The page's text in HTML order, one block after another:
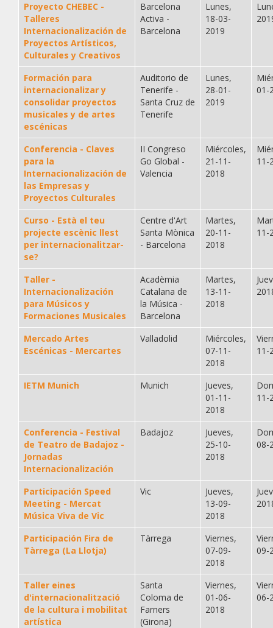
Proyecto CHEBEC -
Talleres
Internacionalización de
Proyectos Artísticos,
Culturales y Creativos
Barcelona
Activa -
Barcelona
Lunes,
18-03-
2019
Formación para
internacionalizar y
consolidar proyectos
musicales y de artes
escénicas
Auditorio de
Tenerife -
Santa Cruz de
Tenerife
Lunes,
28-01-
2019
01-
Conferencia - Claves
para la
Internacionalización de
las Empresas y
Proyectos Culturales
II Congreso
Go Global -
Valencia
Miércoles,
21-11-
2018
11-
Curso - Està el teu
projecte escènic llest
per internacionalitzar-
se?
Centre d'Art
Santa Mònica
- Barcelona
Martes,
20-11-
2018
11-
Taller -
Internacionalización
para Músicos y
Formaciones Musicales
Acadèmia
Catalana de
la Música -
Barcelona
Martes,
13-11-
2018
Mercado Artes
Escénicas - Mercartes
Valladolid
Miércoles,
07-11-
2018
11-
IETM Munich Munich
Jueves,
01-11-
2018
11-
Conferencia - Festival
de Teatro de Badajoz -
Jornadas
Internacionalización
Badajoz
Jueves,
25-10-
2018
08-
Participación Speed
Meeting - Mercat
Música Viva de Vic
Vic
Jueves,
13-09-
2018
Participación Fira de
Tàrrega (La Llotja)
Tàrrega
Viernes,
07-09-
2018
09-
Taller eines
d'internacionalització
de la cultura i mobilitat
artística
Santa
Coloma de
Farners
(Girona)
Viernes,
01-06-
2018
06-